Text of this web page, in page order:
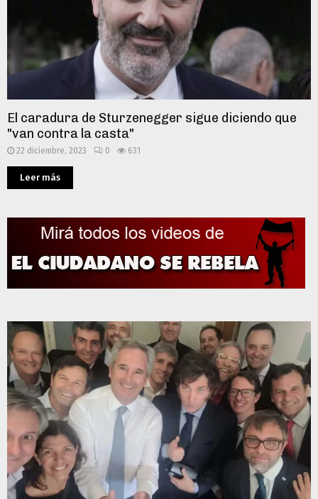
El caradura de Sturzenegger sigue diciendo que
"van contra la casta"
22 diciembre, 2023 0 631
Leer más